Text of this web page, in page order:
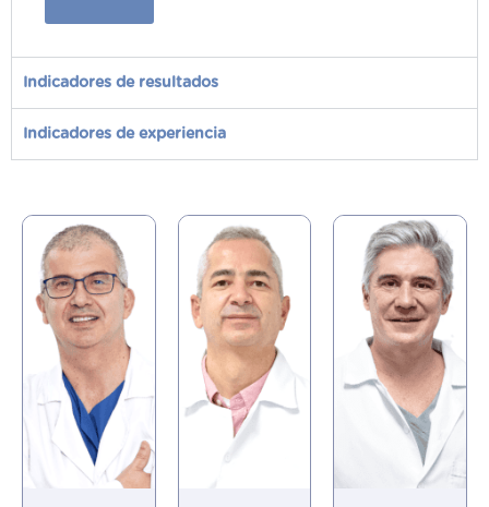
Indicadores de resultados
Indicadores de experiencia